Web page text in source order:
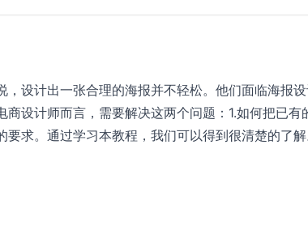
，设计出一张合理的海报并不轻松。他们面临海报
商设计师而言，需要解决这两个问题：1.如何把已
求。通过学习本教程，我们可以得到很清楚的了解